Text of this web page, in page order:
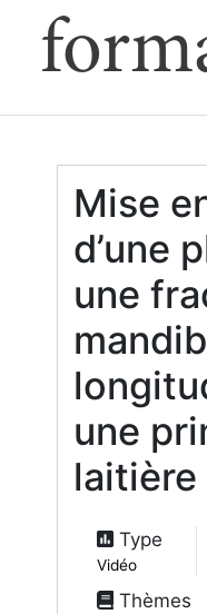
Mise
d’une
une
une
laitière
Type
Vidéo
Thèmes